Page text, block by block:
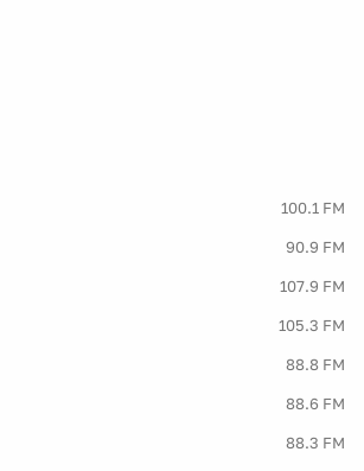
100.1 FM
90.9 FM
107.9 FM
105.3 FM
88.8 FM
88.6 FM
88.3 FM